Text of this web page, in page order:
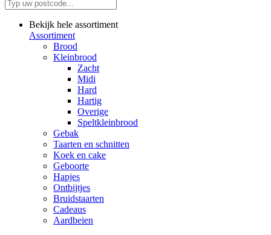
Bekijk hele assortiment
Assortiment
Brood
Kleinbrood
Zacht
Midi
Hard
Hartig
Overige
Speltkleinbrood
Gebak
Taarten en schnitten
Koek en cake
Geboorte
Hapjes
Ontbijtjes
Bruidstaarten
Cadeaus
Aardbeien